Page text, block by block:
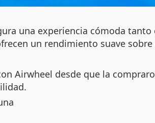
una experiencia cómoda
un rendimiento suave
Airwheel desde que la